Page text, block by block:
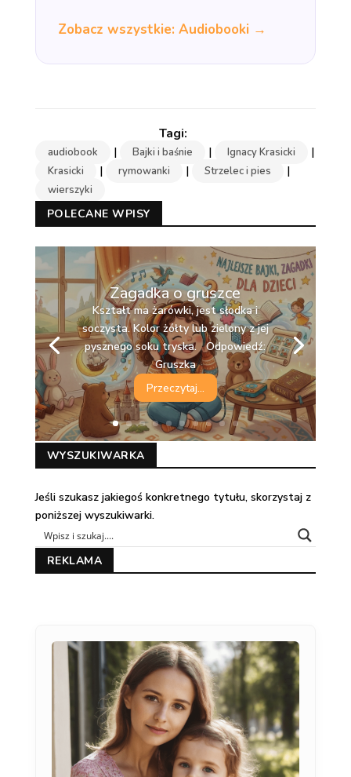
Zobacz wszystkie: Audiobooki →
audiobook | Bajki i baśnie | Ignacy Krasicki |
Krasicki | rymowanki | Strzelec i pies |
wierszyki
POLECANE WPISY
Zagadka o gruszce
Kształt ma żarówki, jest słodka i
soczysta. Kolor żółty lub zielony z jej
pysznego soku tryska. Odpowiedź:
Gruszka
Przeczytaj...
WYSZUKIWARKA
Jeśli szukasz jakiegoś konkretnego tytułu, skorzystaj z
poniższej wyszukiwarki.
REKLAMA